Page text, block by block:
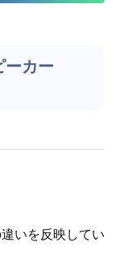
ーカー
いを反映してい